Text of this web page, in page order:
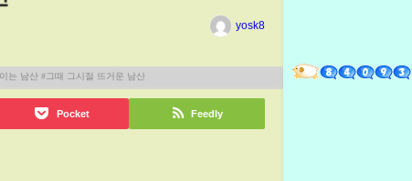
yosk8
Pocket Feedly